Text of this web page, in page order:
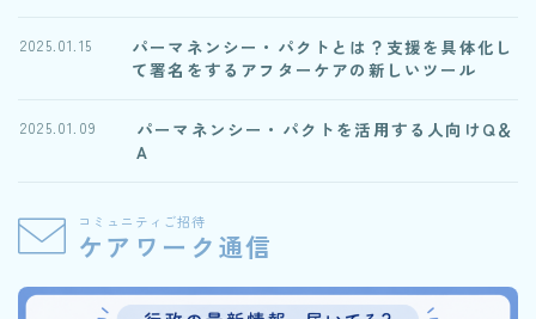
パーマネンシー・パクトとは？支援を具体化し
て署名をするアフターケアの新しいツール
2025.01.15
パーマネンシー・パクトを活用する人向けQ＆
A
2025.01.09
コミュニティご招待
ケアワーク通信